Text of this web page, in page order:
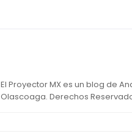
El Proyector MX es un blog de
Olascoaga. Derechos